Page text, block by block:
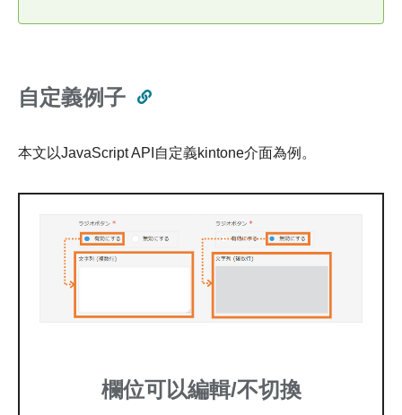
自定義例子
本文以JavaScript API自定義kintone介面為例。
欄位可以編輯/不切換